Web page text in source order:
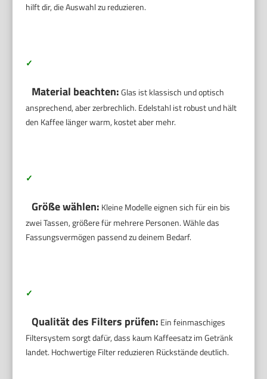
hilft dir, die Auswahl zu reduzieren.
✓
Material beachten:Glas ist klassisch und optisch
ansprechend, aber zerbrechlich. Edelstahl ist robust und hält
den Kaffee länger warm, kostet aber mehr.
✓
Größe wählen: Kleine Modelle eignen sich für ein bis
zwei Tassen, größere für mehrere Personen. Wähle das
Fassungsvermögen passend zu deinem Bedarf.
✓
Qualität des Filters prüfen: Ein feinmaschiges
Filtersystem sorgt dafür, dass kaum Kaffeesatz im Getränk
landet. Hochwertige Filter reduzieren Rückstände deutlich.